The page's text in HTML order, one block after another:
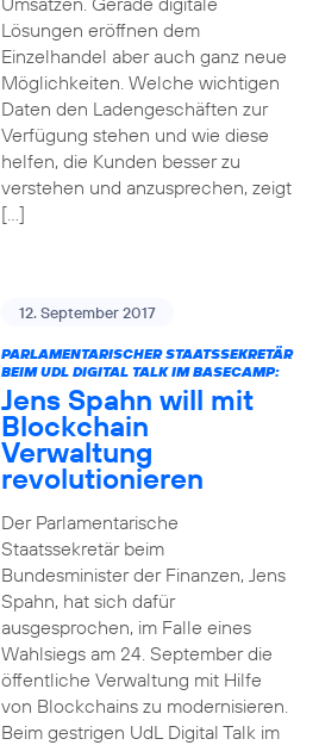
Lösungen eröffnen dem
Einzelhandel aber auch ganz neue
Möglichkeiten. Welche wichtigen
Daten den Ladengeschäften zur
Verfügung stehen und wie diese
helfen, die Kunden besser zu
verstehen und anzusprechen, zeigt
[…]
12. September 2017
PARLAMENTARISCHER STAATSSEKRETÄR
BEIM UDL DIGITAL TALK IM BASECAMP:
Jens Spahn will mit
Blockchain
Verwaltung
revolutionieren
Der Parlamentarische
Staatssekretär beim
Bundesminister der Finanzen, Jens
Spahn, hat sich dafür
ausgesprochen, im Falle eines
Wahlsiegs am 24. September die
öffentliche Verwaltung mit Hilfe
von Blockchains zu modernisieren.
Beim gestrigen UdL Digital Talk im